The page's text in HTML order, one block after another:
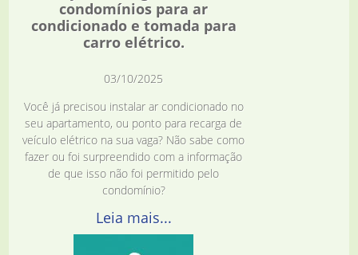
condomínios para ar
condicionado e tomada para
carro elétrico.
03/10/2025
Você já precisou instalar ar condicionado no
seu apartamento, ou ponto para recarga de
veículo elétrico na sua vaga? Não sabe como
fazer ou foi surpreendido com a informação
de que isso não foi permitido pelo
condomínio?
Leia mais...